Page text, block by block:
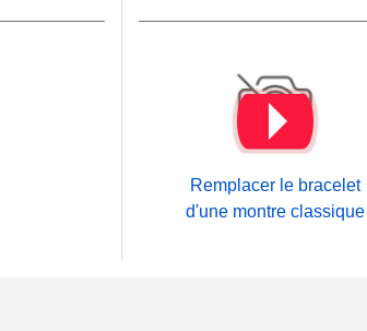
Remplacer le bracelet
d'une montre classique